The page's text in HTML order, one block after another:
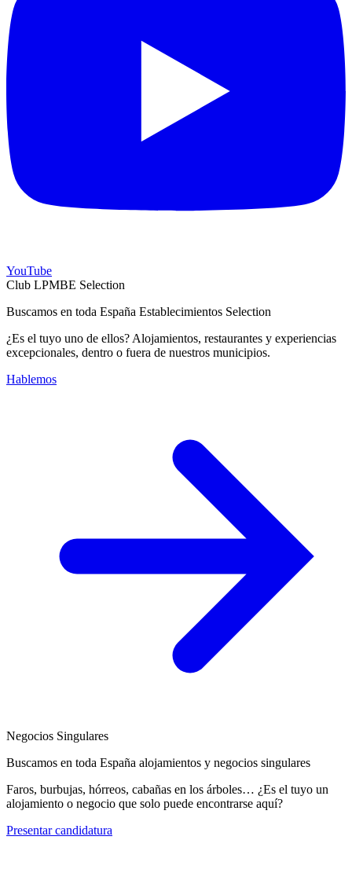
YouTube
Club LPMBE Selection
Buscamos en toda España Establecimientos Selection
¿Es el tuyo uno de ellos? Alojamientos, restaurantes y experiencias
excepcionales, dentro o fuera de nuestros municipios.
Hablemos
Negocios Singulares
Buscamos en toda España alojamientos y negocios singulares
Faros, burbujas, hórreos, cabañas en los árboles… ¿Es el tuyo un
alojamiento o negocio que solo puede encontrarse aquí?
Presentar candidatura